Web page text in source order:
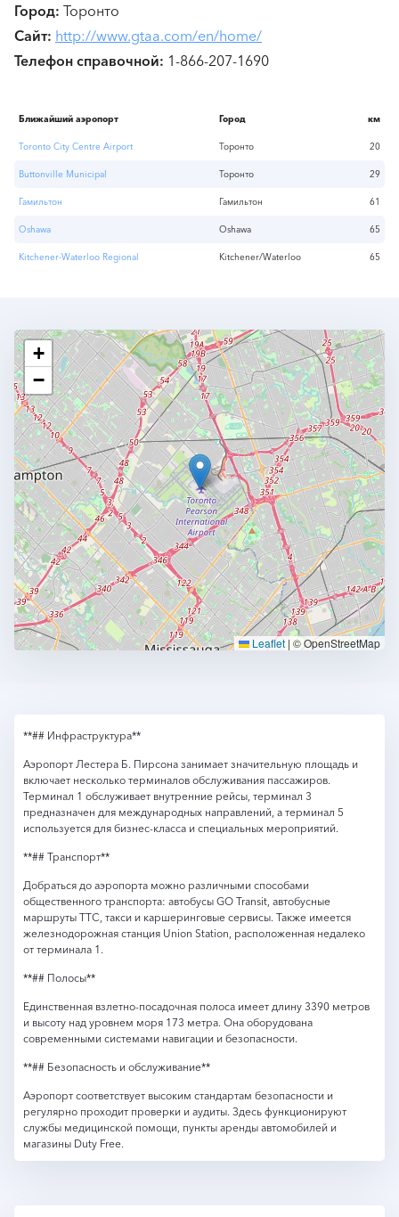
Город Торонто
Сайт http://www.gtaa.com/en/home/
Телефон справочной 1-866-207-1690
Ближайший аэропорт Город км
Toronto City Centre Airport Торонто 20
Buttonville Municipal Торонто 29
Гамильтон Гамильтон 61
Oshawa Oshawa 65
Kitchener-Waterloo Regional Kitchener/Waterloo 65
+
−
Leaflet | © OpenStreetMap
**## Инфраструктура**
Аэропорт Лестера Б. Пирсона занимает значительную площадь и
включает несколько терминалов обслуживания пассажиров.
Терминал 1 обслуживает внутренние рейсы, терминал 3
предназначен для международных направлений, а терминал 5
используется для бизнес-класса и специальных мероприятий.
**## Транспорт**
Добраться до аэропорта можно различными способами
общественного транспорта: автобусы GO Transit, автобусные
маршруты TTC, такси и каршеринговые сервисы. Также имеется
железнодорожная станция Union Station, расположенная недалеко
от терминала 1.
**## Полосы**
Единственная взлетно-посадочная полоса имеет длину 3390 метров
и высоту над уровнем моря 173 метра. Она оборудована
современными системами навигации и безопасности.
**## Безопасность и обслуживание**
Аэропорт соответствует высоким стандартам безопасности и
регулярно проходит проверки и аудиты. Здесь функционируют
службы медицинской помощи, пункты аренды автомобилей и
магазины Duty Free.